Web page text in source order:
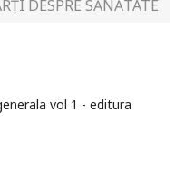
DESPRE SĂNĂTATE